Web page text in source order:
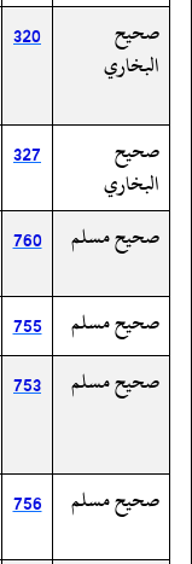
صحيح
البخاري
320
صحيح
البخاري
327
صحيح مسلم 760
صحيح مسلم
755
صحيح مسلم
753
صحيح مسلم
756